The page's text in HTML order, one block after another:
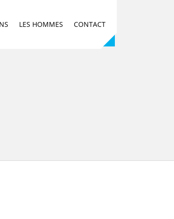
LES HOMMES CONTACT